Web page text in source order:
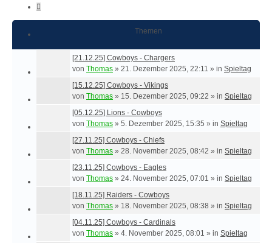
Themen
[21.12.25] Cowboys - Chargers
von Thomas » 21. Dezember 2025, 22:11 » in Spieltag
[15.12.25] Cowboys - Vikings
von Thomas » 15. Dezember 2025, 09:22 » in Spieltag
[05.12.25] Lions - Cowboys
von Thomas » 5. Dezember 2025, 15:35 » in Spieltag
[27.11.25] Cowboys - Chiefs
von Thomas » 28. November 2025, 08:42 » in Spieltag
[23.11.25] Cowboys - Eagles
von Thomas » 24. November 2025, 07:01 » in Spieltag
[18.11.25] Raiders - Cowboys
von Thomas » 18. November 2025, 08:38 » in Spieltag
[04.11.25] Cowboys - Cardinals
von Thomas » 4. November 2025, 08:01 » in Spieltag